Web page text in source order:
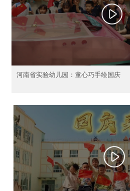
河南省实验幼儿园：童心巧手绘国庆